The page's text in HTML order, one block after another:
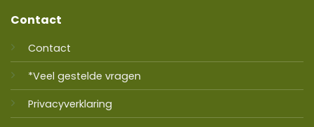
Contact
Contact
*Veel gestelde vragen
Privacyverklaring